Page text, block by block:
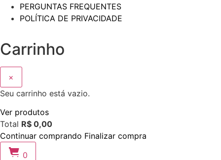
PERGUNTAS FREQUENTES
POLÍTICA DE PRIVACIDADE
Carrinho
×
Seu carrinho está vazio.
Ver produtos
Total R$ 0,00
Continuar comprando Finalizar compra
0